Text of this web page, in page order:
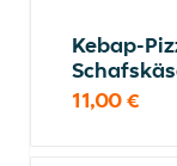
Kebap-
11,00 €